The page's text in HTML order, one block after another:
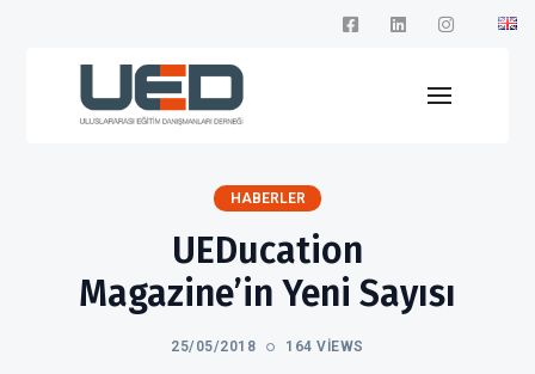
HABERLER
UEDucation
Magazine’in Yeni Sayısı
25/05/2018 164 VIEWS